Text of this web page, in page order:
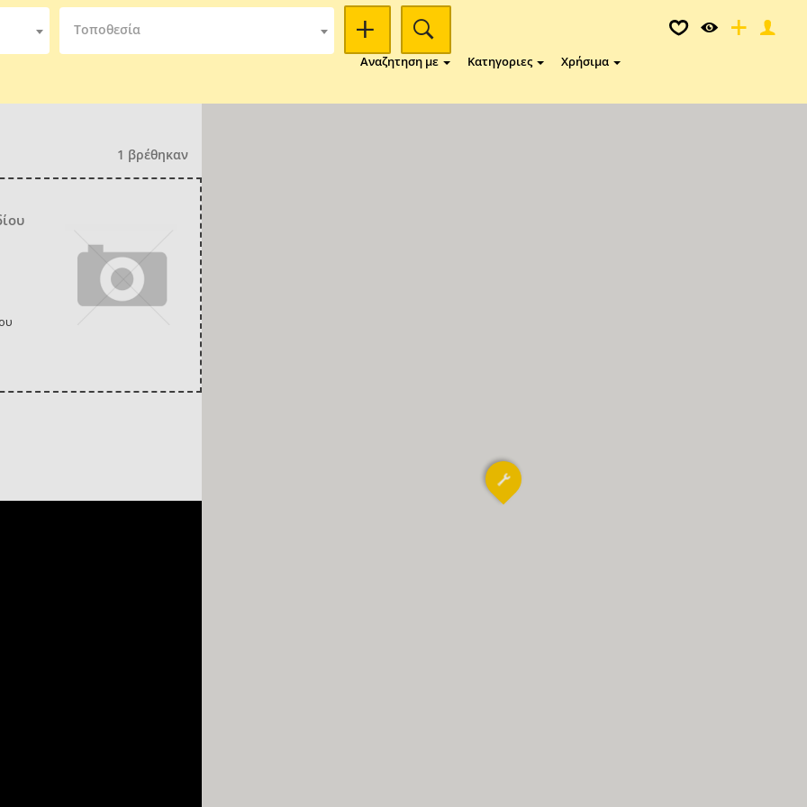
Τοποθεσία
Αναζητηση με Κατηγοριες Χρήσιμα
1 βρέθηκαν